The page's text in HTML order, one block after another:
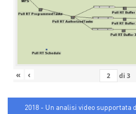
« ‹ di 3
2018 - Un analisi video supportata